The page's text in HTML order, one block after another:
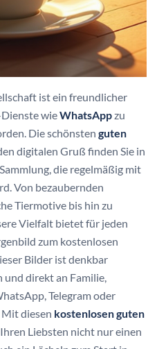
ist ein freundlicher
wieWhatsAppzu
Die schönsten guten
digitalen Gruß finden Sie in
die regelmäßig mit
Von bezaubernden
Tiermotive bis hin zu
Vielfalt bietet für jeden
zum kostenlosen
Bilder ist denkbar
und direkt an Familie,
Telegram oder
Mit diesen kostenlosen guten
Liebsten nicht nur einen